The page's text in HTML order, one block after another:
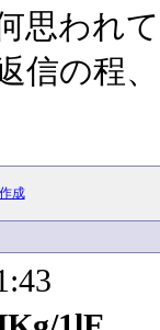
思われ
信の程
成